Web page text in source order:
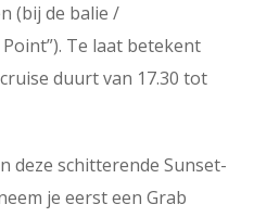
(bij de balie /
Te laat betekent
duurt van 17.30 tot
deze schitterende Sunset-
je eerst een Grab